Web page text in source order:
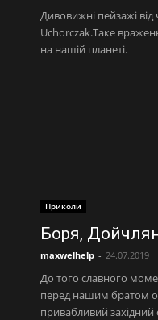
Дивовижні пейзажі
Uchorczak.Таке
на нашій планеті.
Приколи
Боря,
maxwelhelp - 24.07.2019
До того славного
перед нашим братом
привабливий західний